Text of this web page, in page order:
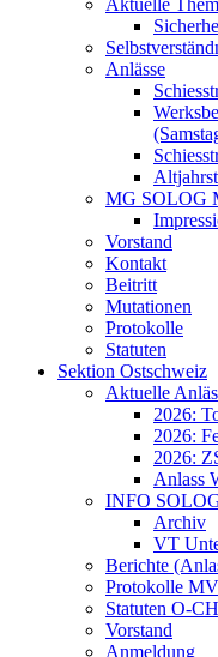
Aktuelle
Anlässe
MG SOLOG
Vorstand
Kontakt
Beitritt
Mutationen
Protokolle
Statuten
Sektion Ostschweiz
Aktuelle
2026:
2026:
2026:
Anlass
INFO
Archiv
VT
Berichte
Protokolle
Statuten O-CH
Vorstand
Anmeldung